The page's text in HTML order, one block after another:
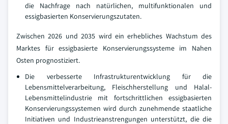
die Nachfrage nach natürlichen, multifunktionalen und
essigbasierten Konservierungszutaten.
Zwischen 2026 und 2035 wird ein erhebliches Wachstum des
Marktes für essigbasierte Konservierungssysteme im Nahen
Osten prognostiziert.
Die verbesserte Infrastrukturentwicklung für die
Lebensmittelverarbeitung, Fleischherstellung und Halal-
Lebensmittelindustrie mit fortschrittlichen essigbasierten
Konservierungssystemen wird durch zunehmende staatliche
Initiativen und Industrieanstrengungen unterstützt, die die